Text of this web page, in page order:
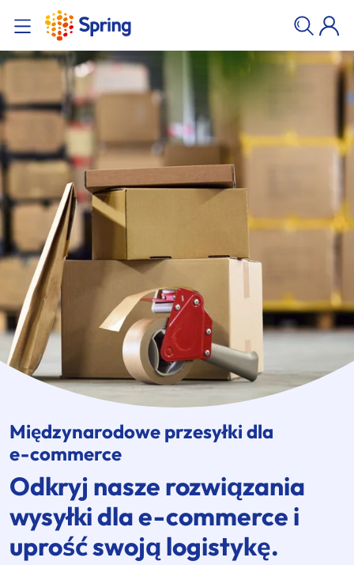
Międzynarodowe przesyłki dla
e-commerce
Odkryj nasze rozwiązania
wysyłki dlae-commerce i
uprość swoją logistykę.